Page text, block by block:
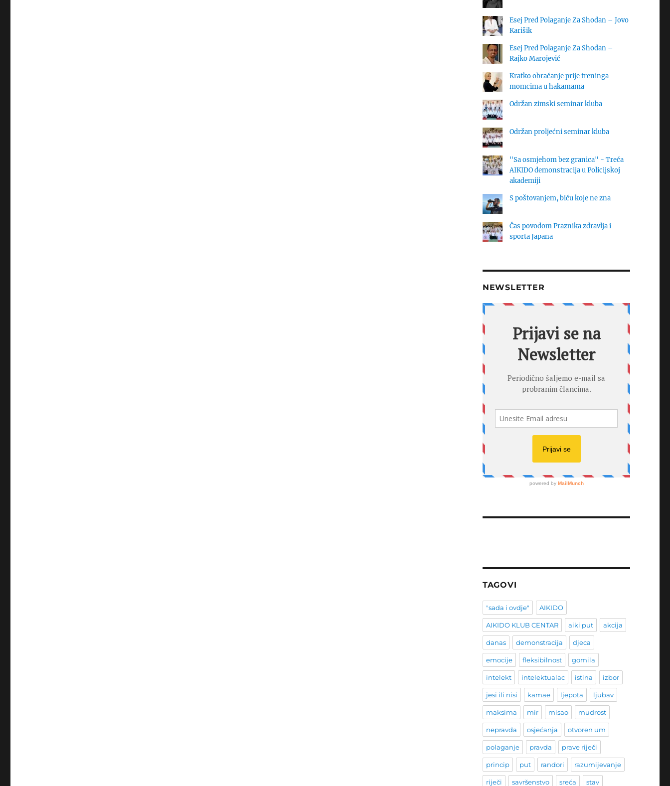
Esej Pred Polaganje Za Shodan – Jovo
Karišik
Esej Pred Polaganje Za Shodan –
Rajko Marojević
Kratko obraćanje prije treninga
momcima u hakamama
Održan zimski seminar kluba
Održan proljećni seminar kluba
"Sa osmjehom bez granica" - Treća
AIKIDO demonstracija u Policijskoj
akademiji
S poštovanjem, biću koje ne zna
Čas povodom Praznika zdravlja i
sporta Japana
NEWSLETTER
TAGOVI
"sada i ovdje" AIKIDO
AIKIDO KLUB CENTAR aiki put akcija
danas demonstracija djeca
emocije fleksibilnost gomila
intelekt intelektualac istina izbor
jesi ili nisi kamae ljepota ljubav
maksima mir misao mudrost
nepravda osjećanja otvoren um
polaganje pravda prave riječi
princip put randori razumijevanje
riječi savršenstvo sreća stav